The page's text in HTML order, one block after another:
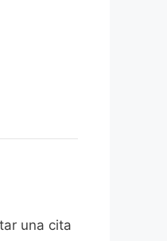
una cita